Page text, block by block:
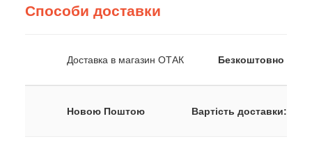
Способи доставки
Доставка в магазин ОТАК Безкоштовно
Новою Поштою Вартість доставки: